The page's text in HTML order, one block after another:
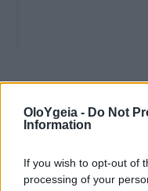
OloYgeia - Do Not
Information
If you wish to opt-out of
processing of your
«Η έρευνά μας
αναδυόμενου